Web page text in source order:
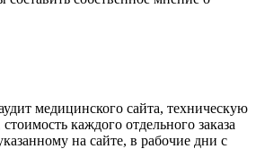
медицинского сайта, техническую
каждого отдельного заказа
на сайте, в рабочие дни с